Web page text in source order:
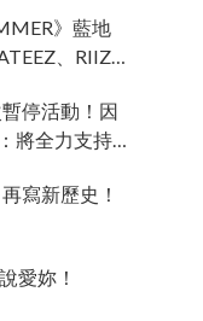
》藍地
、RIIZE
停活動！因
將全力支持
寫新歷史！
愛妳！